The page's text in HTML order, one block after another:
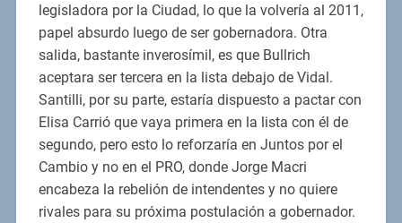
legisladora por la Ciudad, lo que la volvería al 2011,
papel absurdo luego de ser gobernadora. Otra
salida, bastante inverosímil, es que Bullrich
aceptara ser tercera en la lista debajo de Vidal.
Santilli, por su parte, estaría dispuesto a pactar con
Elisa Carrió que vaya primera en la lista con él de
segundo, pero esto lo reforzaría en Juntos por el
Cambio y no en el PRO, donde Jorge Macri
encabeza la rebelión de intendentes y no quiere
rivales para su próxima postulación a gobernador.